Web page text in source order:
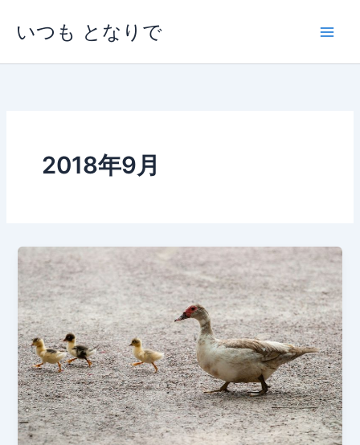
ス
いつも となりで
2018年9月